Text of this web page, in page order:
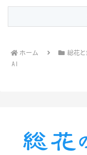
ホーム 総花
AI